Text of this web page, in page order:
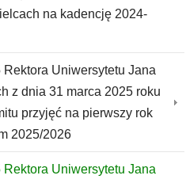
na kadencję 2024-
Uniwersytetu Jana
z dnia 31 marca 2025 roku
przyjęć na pierwszy rok
2025/2026
Uniwersytetu Jana